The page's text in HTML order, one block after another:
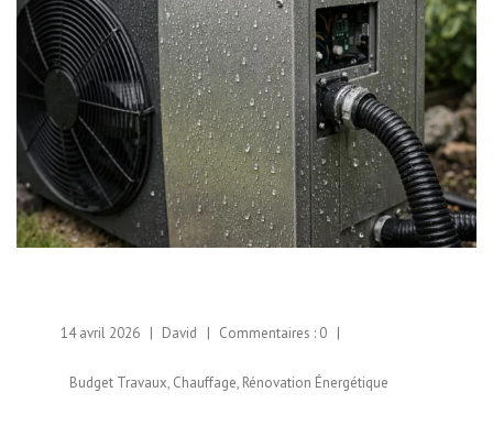
14 avril 2026 David Commentaires : 0
Budget Travaux, Chauffage, Rénovation Énergétique